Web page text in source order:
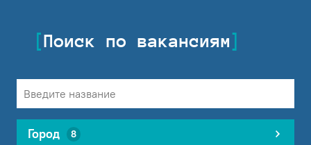
Поиск по вакансиям
Город 8